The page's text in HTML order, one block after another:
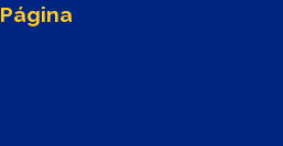
Página